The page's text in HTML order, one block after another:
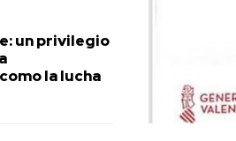
un privilegio
la lucha